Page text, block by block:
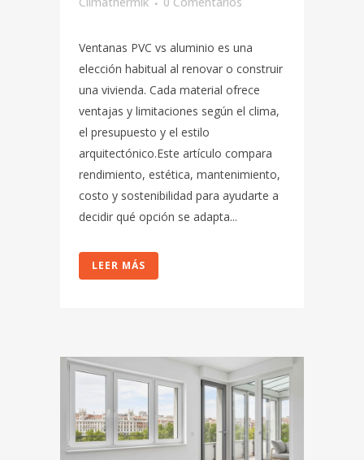
Ventanas PVC vs aluminio es una
elección habitual al renovar o construir
una vivienda. Cada material ofrece
ventajas y limitaciones según el clima,
el presupuesto y el estilo
arquitectónico.Este artículo compara
rendimiento, estética, mantenimiento,
costo y sostenibilidad para ayudarte a
decidir qué opción se adapta...
LEER MÁS